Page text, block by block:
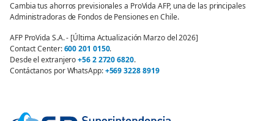
Cambia tus ahorros previsionales a ProVida AFP, una de las principales
Administradoras de Fondos de Pensiones en Chile.
AFP ProVida S.A. - [Última Actualización Marzo del 2026]
Contact Center:600 201 0150.
Desde el extranjero+56 2 2720 6820.
Contáctanos por WhatsApp:+569 3228 8919